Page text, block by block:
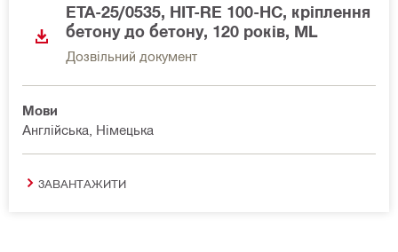
ETA-25/0535, HIT-RE 100-HC, кріплення
бетону до бетону, 120 років, ML
Дозвільний документ
Мови
Англійська, Німецька
ЗАВАНТАЖИТИ